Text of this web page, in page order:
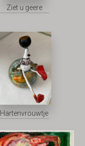
Ziet u geere
Hartenvrouwtje